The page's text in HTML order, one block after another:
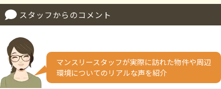
スタッフからのコメント
マンスリースタッフが実際に訪れた物件や周辺
環境についてのリアルな声を紹介